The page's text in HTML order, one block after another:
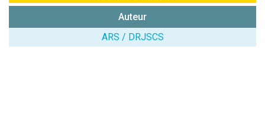
(En cliquant sur 'Valider', j'accepte que mon avis
Auteur
ARS / DRJSCS